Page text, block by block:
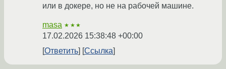
или в докере, но не на рабочей машине.
masa ★★★
17.02.2026 15:38:48 +00:00
Ответить
Ссылка